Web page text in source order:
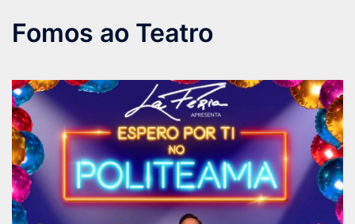
Fomos ao Teatro